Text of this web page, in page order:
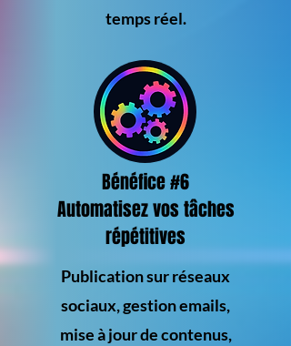
temps réel.
Bénéfice #6
Automatisez vos tâches
répétitives
Publication sur réseaux
sociaux, gestion emails,
mise à jour de contenus,